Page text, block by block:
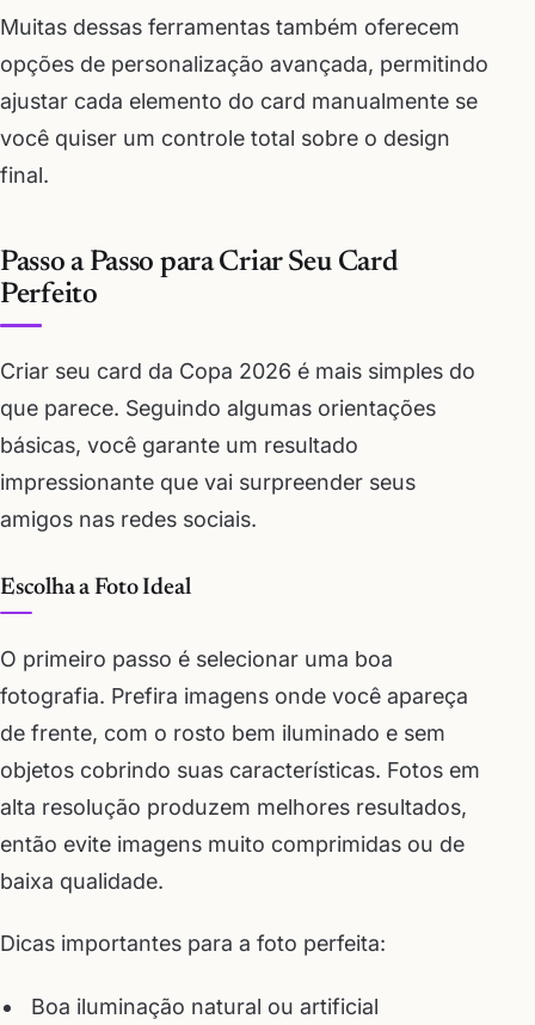
Muitas dessas ferramentas também oferecem
opções de personalização avançada, permitindo
ajustar cada elemento do card manualmente se
você quiser um controle total sobre o design
final.
Passo a Passo para Criar Seu Card
Perfeito
Criar seu card da Copa 2026 é mais simples do
que parece. Seguindo algumas orientações
básicas, você garante um resultado
impressionante que vai surpreender seus
amigos nas redes sociais.
Escolha a Foto Ideal
O primeiro passo é selecionar uma boa
fotografia. Prefira imagens onde você apareça
de frente, com o rosto bem iluminado e sem
objetos cobrindo suas características. Fotos em
alta resolução produzem melhores resultados,
então evite imagens muito comprimidas ou de
baixa qualidade.
Dicas importantes para a foto perfeita:
Boa iluminação natural ou artificial